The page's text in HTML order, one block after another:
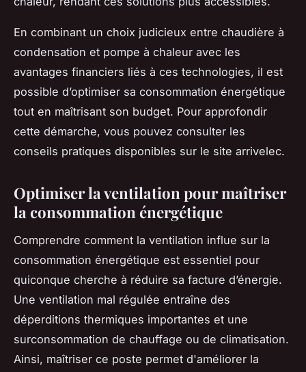
En combinant un choix judicieux entre chaudière à
condensation et pompe à chaleur avec les
avantages financiers liés à ces technologies, il est
possible d’optimiser sa consommation énergétique
tout en maîtrisant son budget. Pour approfondir
cette démarche, vous pouvez consulter les
conseils pratiques disponibles sur le site arrivelec.
Optimiser la ventilation pour maîtriser
la consommation énergétique
Comprendre comment la ventilation influe sur la
consommation énergétique est essentiel pour
quiconque cherche à réduire sa facture d’énergie.
Une ventilation mal régulée entraîne des
déperditions thermiques importantes et une
surconsommation de chauffage ou de climatisation.
Ainsi, maîtriser ce poste permet d'améliorer la